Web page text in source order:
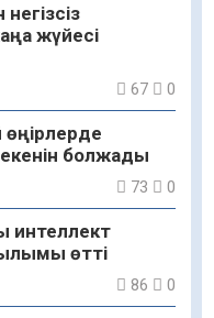
жүйесі
67 0
болжады
73 0
интеллект
өтті
86 0